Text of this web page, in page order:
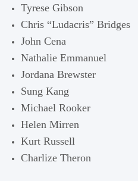
Tyrese Gibson
Chris “Ludacris” Bridges
John Cena
Nathalie Emmanuel
Jordana Brewster
Sung Kang
Michael Rooker
Helen Mirren
Kurt Russell
Charlize Theron